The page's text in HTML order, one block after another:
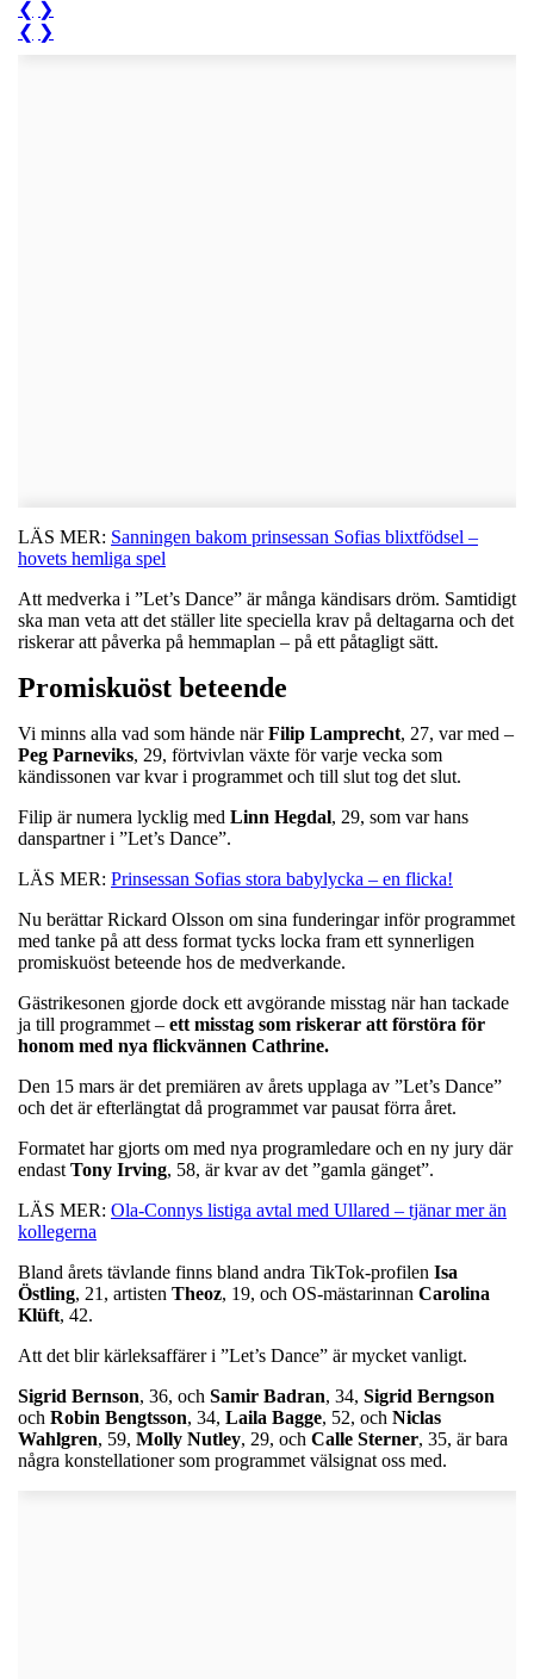
❮ ❯
❮ ❯
LÄS MER: Sanningen bakom prinsessan Sofias blixtfödsel –
hovets hemliga spel
Att medverka i ”Let’s Dance” är många kändisars dröm. Samtidigt
ska man veta att det ställer lite speciella krav på deltagarna och det
riskerar att påverka på hemmaplan – på ett påtagligt sätt.
Promiskuöst beteende
Vi minns alla vad som hände närFilip Lamprecht, 27, var med –
Peg Parneviks, 29, förtvivlan växte för varje vecka som
kändissonen var kvar i programmet och till slut tog det slut.
Filip är numera lycklig med Linn Hegdal, 29, som var hans
danspartner i ”Let’s Dance”.
LÄS MER: Prinsessan Sofias stora babylycka – en flicka!
Nu berättar Rickard Olsson om sina funderingar inför programmet
med tanke på att dess format tycks locka fram ett synnerligen
promiskuöst beteende hos de medverkande.
Gästrikesonen gjorde dock ett avgörande misstag när han tackade
ja till programmet – ett misstag som riskerar att förstöra för
honom med nya flickvännen Cathrine.
Den 15 mars är det premiären av årets upplaga av ”Let’s Dance”
och det är efterlängtat då programmet var pausat förra året.
Formatet har gjorts om med nya programledare och en ny jury där
endast Tony Irving, 58, är kvar av det ”gamla gänget”.
LÄS MER: Ola-Connys listiga avtal med Ullared – tjänar mer än
kollegerna
Bland årets tävlande finns bland andra TikTok-profilen Isa
Östling, 21, artisten Theoz, 19, och OS-mästarinnan Carolina
Klüft, 42.
Att det blir kärleksaffärer i ”Let’s Dance” är mycket vanligt.
Sigrid Bernson, 36, och Samir Badran, 34, Sigrid Berngson
och Robin Bengtsson, 34, Laila Bagge, 52, och Niclas
Wahlgren, 59, Molly Nutley, 29, och Calle Sterner, 35, är bara
några konstellationer som programmet välsignat oss med.